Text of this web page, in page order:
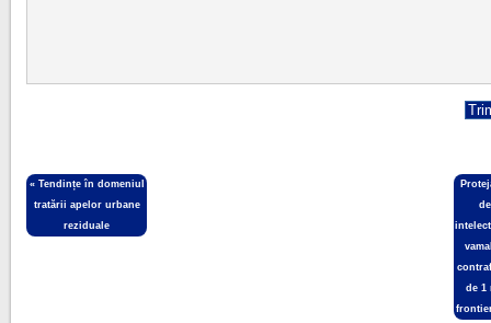
« Tendințe în domeniul
tratării apelor urbane
reziduale
de 1